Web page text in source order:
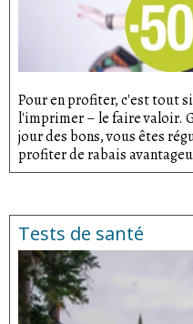
Pour en profiter, c'est tout
l'imprimer – le faire valoir.
jour des bons, vous êtes
profiter de rabais
Tests de santé